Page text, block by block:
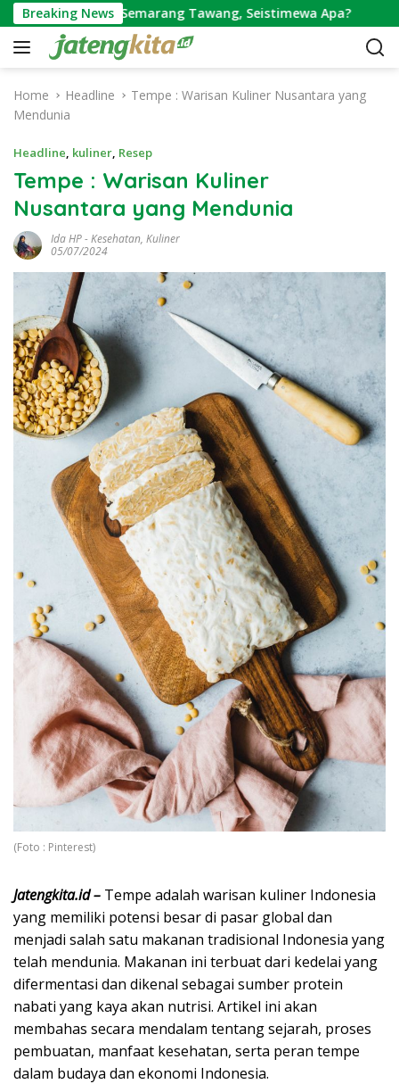
k
Breaking News
Stasiun Semarang Tawang, Seistimewa Apa? Tempat
Home Headline
Tempe : Warisan Kuliner Nusantara yang
Mendunia
Headline, kuliner, Resep
Tempe : Warisan Kuliner
Nusantara yang Mendunia
Ida HP-Kesehatan, Kuliner
05/07/2024
(Foto : Pinterest)
Jatengkita.id – Tempe adalah warisan kuliner Indonesia
yang memiliki potensi besar di pasar global dan
menjadi salah satu makanan tradisional Indonesia yang
telah mendunia. Makanan ini terbuat dari kedelai yang
difermentasi dan dikenal sebagai sumber protein
nabati yang kaya akan nutrisi. Artikel ini akan
membahas secara mendalam tentang sejarah, proses
pembuatan, manfaat kesehatan, serta peran tempe
dalam budaya dan ekonomi Indonesia.